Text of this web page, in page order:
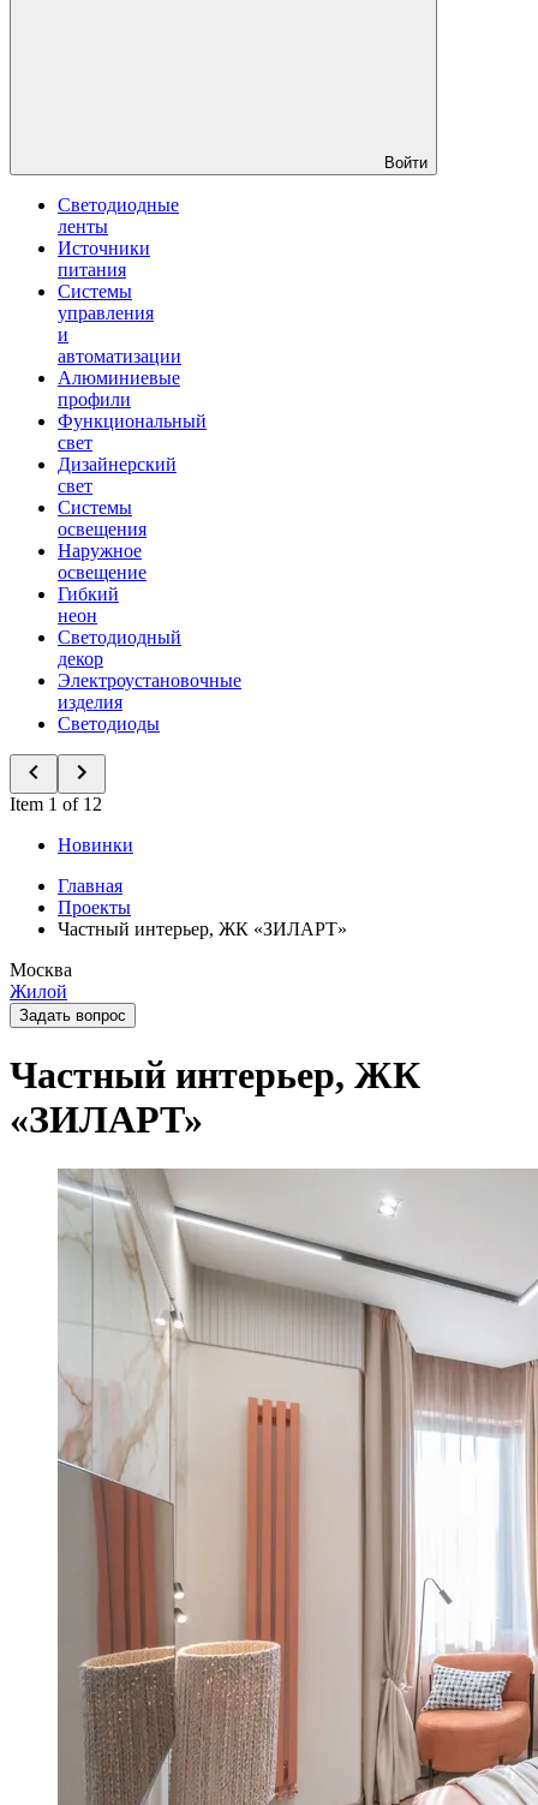
Войти
Светодиодные
ленты
Источники
питания
Системы
управления
и
автоматизации
Алюминиевые
профили
Функциональный
свет
Дизайнерский
свет
Системы
освещения
Наружное
освещение
Гибкий
неон
Светодиодный
декор
Электроустановочные
изделия
Светодиоды
Item 1 of 12
Новинки
Главная
Проекты
Частный интерьер, ЖК «ЗИЛАРТ»
Москва
Жилой
Задать вопрос
Частный интерьер, ЖК
«ЗИЛАРТ»